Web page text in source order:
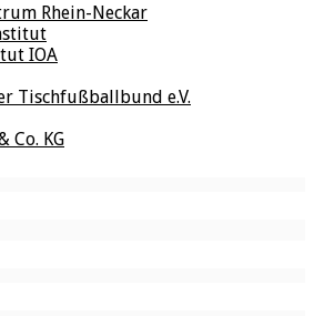
Rhein-Neckar
IOA
Tischfußballbund e.V.
Co. KG